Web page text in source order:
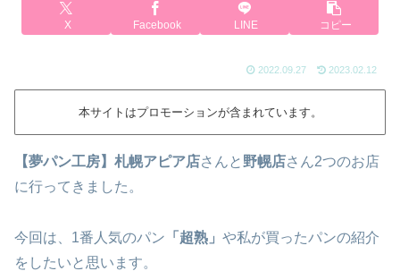
X Facebook LINE コピー
2022.09.27 2023.02.12
本サイトはプロモーションが含まれています。
【夢パン工房】札幌アピア店さんと 野幌店さん2つのお店
に行ってきました。
今回は、1番人気のパン 「超熟」 や私が買ったパンの紹介
をしたいと思います。